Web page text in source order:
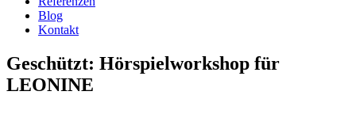
Blog
Kontakt
Geschützt: Hörspielworkshop für
LEONINE